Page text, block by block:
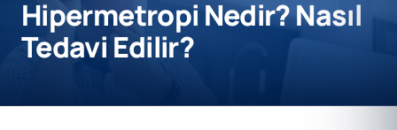
Hipermetropi Nedir? Nasıl
Tedavi Edilir?